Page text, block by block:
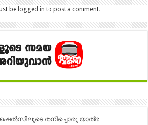
be logged in to post a comment.
തനിച്ചൊരു യാത്ര…